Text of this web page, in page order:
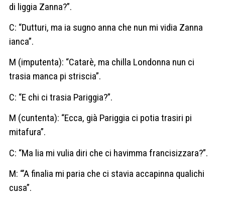
di liggia Zanna?”.
C: “Dutturi, ma ia sugno anna che nun mi vidia Zanna
ianca”.
M (imputenta): “Catarè, ma chilla Londonna nun ci
trasia manca pi striscia”.
C: “E chi ci trasia Pariggia?”.
M (cuntenta): “Ecca, già Pariggia ci potia trasiri pi
mitafura”.
C: “Ma lia mi vulia diri che ci havimma francisizzara?”.
M: “’A finalia mi paria che ci stavia accapinna qualichi
cusa”.